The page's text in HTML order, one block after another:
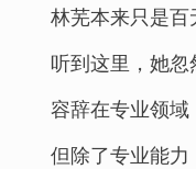
林芜本来只是百
听到这里，她忽
容辞在专业领域
但除了专业能力